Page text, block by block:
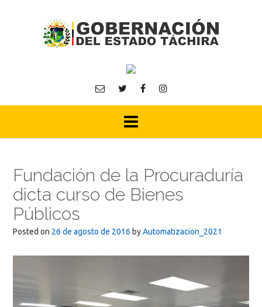
Fundación de la Procuraduría
dicta curso de Bienes
Públicos
Posted on 26 de agosto de 2016 byAutomatizacion_2021